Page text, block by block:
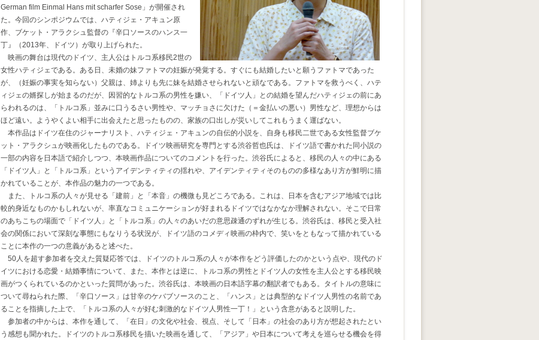
German film Einmal Hans mit scharfer Sose」が開催され
た。今回のシンポジウムでは、ハティジェ・アキュン原
作、ブケット・アラクシュ監督の『辛口ソースのハンス一
丁』（2013年、ドイツ）が取り上げられた。
映画の舞台は現代のドイツ、主人公はトルコ系移民2世の
女性ハティジェである。ある日、未婚の妹ファトマの妊娠が発覚する。すぐにも結婚したいと願うファトマであった
が、（妊娠の事実を知らない）父親は、姉よりも先に妹を結婚させられないと頑なである。ファトマを救うべく、ハテ
ィジェの婿探しが始まるのだが、因習的なトルコ系の男性を嫌い、「ドイツ人」との結婚を望んだハティジェの前にあ
らわれるのは、「トルコ系」並みに口うるさい男性や、マッチョさに欠けた（＝金払いの悪い）男性など、理想からは
ほど遠い。ようやくよい相手に出会えたと思ったものの、家族の口出しが災いしてこれもうまく運ばない。
本作品はドイツ在住のジャーナリスト、ハティジェ・アキュンの自伝的小説を、自身も移民二世である女性監督ブケ
ット・アラクシュが映画化したものである。ドイツ映画研究を専門とする渋谷哲也氏は、ドイツ語で書かれた同小説の
一部の内容を日本語で紹介しつつ、本映画作品についてのコメントを行った。渋谷氏によると、移民の人々の中にある
「ドイツ人」と「トルコ系」というアイデンティティの揺れや、アイデンティティそのものの多様なあり方が鮮明に描
かれていることが、本作品の魅力の一つである。
また、トルコ系の人々が見せる「建前」と「本音」の機微も見どころである。これは、日本を含むアジア地域では比
較的身近なものかもしれないが、率直なコミュニケーションが好まれるドイツではなかなか理解されない。そこで日常
のあちこちの場面で「ドイツ人」と「トルコ系」の人々のあいだの意思疎通のずれが生じる。渋谷氏は、移民と受入社
会の関係において深刻な事態にもなりうる状況が、ドイツ語のコメディ映画の枠内で、笑いをともなって描かれている
ことに本作の一つの意義があると述べた。
50人を超す参加者を交えた質疑応答では、ドイツのトルコ系の人々が本作をどう評価したのかという点や、現代のド
イツにおける恋愛・結婚事情について、また、本作とは逆に、トルコ系の男性とドイツ人の女性を主人公とする移民映
画がつくられているのかといった質問があった。渋谷氏は、本映画の日本語字幕の翻訳者でもある。タイトルの意味に
ついて尋ねられた際、「辛口ソース」は甘辛のケバブソースのこと、「ハンス」とは典型的なドイツ人男性の名前であ
ることを指摘した上で、「トルコ系の人々が好む刺激的なドイツ人男性一丁！」という含意があると説明した。
参加者の中からは、本作を通して、「在日」の文化や社会、視点、そして「日本」の社会のあり方が想起されたとい
う感想も聞かれた。ドイツのトルコ系移民を描いた映画を通して、「アジア」や日本について考えを巡らせる機会を得